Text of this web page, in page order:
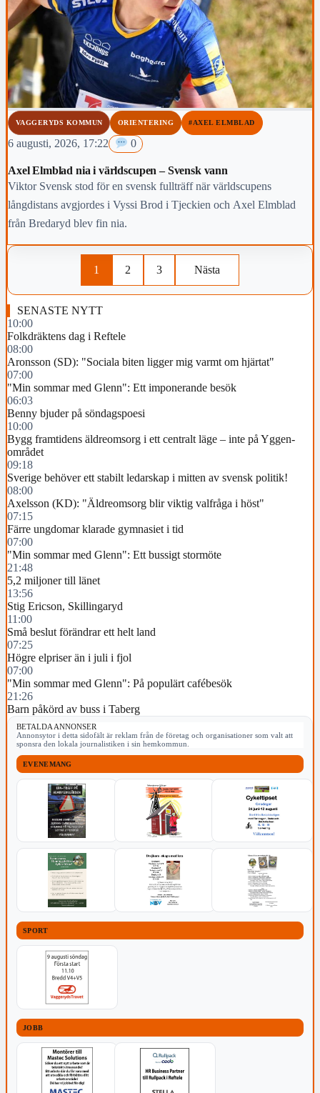
VAGGERYDS KOMMUN ORIENTERING #AXEL ELMBLAD
6 augusti, 2026, 17:22 0
Axel Elmblad nia i världscupen – Svensk vann
Viktor Svensk stod för en svensk fullträff när världscupens
långdistans avgjordes i Vyssi Brod i Tjeckien och Axel Elmblad
från Bredaryd blev fin nia.
1 2 3 Nästa
SENASTE NYTT
10:00
Folkdräktens dag i Reftele
08:00
Aronsson (SD): "Sociala biten ligger mig varmt om hjärtat"
07:00
"Min sommar med Glenn": Ett imponerande besök
06:03
Benny bjuder på söndagspoesi
10:00
Bygg framtidens äldreomsorg i ett centralt läge – inte på Yggen-
området
09:18
Sverige behöver ett stabilt ledarskap i mitten av svensk politik!
08:00
Axelsson (KD): "Äldreomsorg blir viktig valfråga i höst"
07:15
Färre ungdomar klarade gymnasiet i tid
07:00
"Min sommar med Glenn": Ett bussigt stormöte
21:48
5,2 miljoner till länet
13:56
Stig Ericson, Skillingaryd
11:00
Små beslut förändrar ett helt land
07:25
Högre elpriser än i juli i fjol
07:00
"Min sommar med Glenn": På populärt cafébesök
21:26
Barn påkörd av buss i Taberg
BETALDA ANNONSER
Annonsytor i detta sidofält är reklam från de företag och organisationer som valt att
sponsra den lokala journalistiken i sin hemkommun.
EVENEMANG
SPORT
JOBB